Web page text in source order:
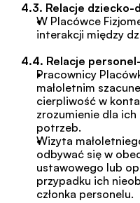
4.3. Relacje dziecko-
W Placówce
interakcji między
4.4. Relacje
Pracownicy
małoletnim
cierpliwość w
zrozumienie dla
potrzeb.
Wizyta
odbywać się w
ustawowego lub
przypadku ich
członka personelu.